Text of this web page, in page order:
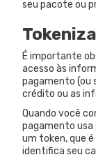
seu pacote ou
É importante
acesso às
pagamento (ou
crédito ou as
Quando você
pagamento usa
um token, que
identifica seu